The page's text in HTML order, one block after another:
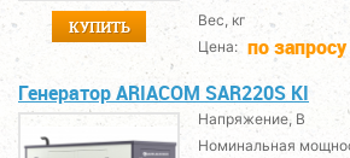
КУПИТЬ
Вес, кг
Цена: по запросу
Генератор ARIACOM SAR220S KI
Напряжение, В
Номинальная